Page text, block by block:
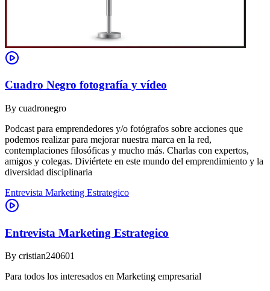
Cuadro Negro fotografía y vídeo
By cuadronegro
Podcast para emprendedores y/o fotógrafos sobre acciones que
podemos realizar para mejorar nuestra marca en la red,
contemplaciones filosóficas y mucho más. Charlas con expertos,
amigos y colegas. Diviértete en este mundo del emprendimiento y la
diversidad disciplinaria
Entrevista Marketing Estrategico
Entrevista Marketing Estrategico
By cristian240601
Para todos los interesados en Marketing empresarial